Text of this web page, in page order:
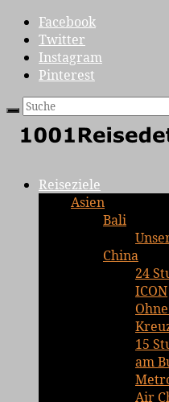
Facebook
Twitter
Instagram
Pinterest
Reiseziele
Asien
Bali
China
24
ICON
15
am
Air